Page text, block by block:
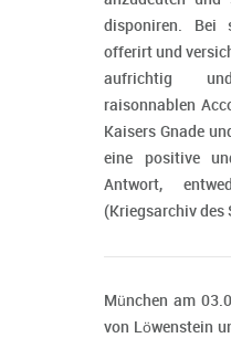
disponiren. Bei
offerirt und
aufrichtig
raisonnablen
Kaisers Gnade
eine positive
Antwort,
(Kriegsarchiv des
München am
von Löwenstein